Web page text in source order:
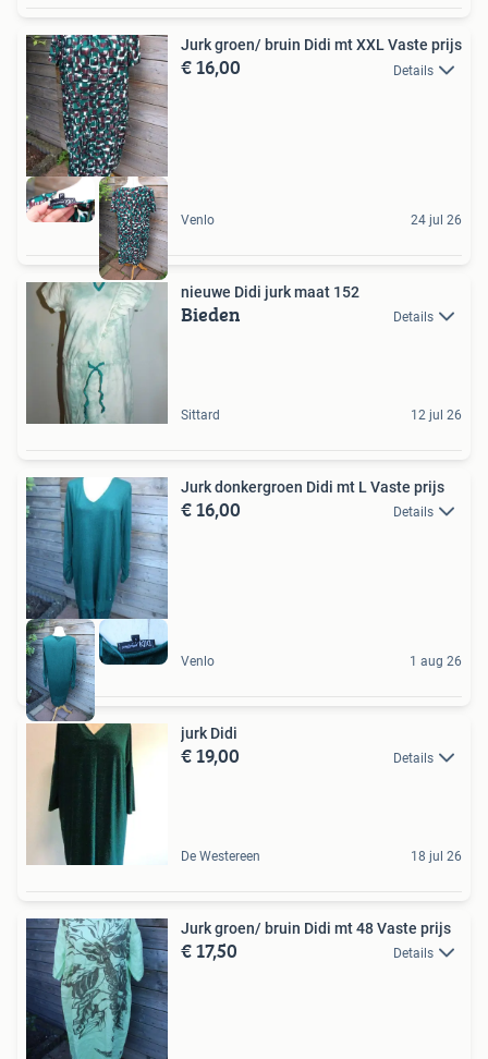
Jurk groen/ bruin Didi mt XXL Vaste prijs
€ 16,00 Details
Venlo 24 jul 26
nieuwe Didi jurk maat 152
Bieden Details
Sittard 12 jul 26
Jurk donkergroen Didi mt L Vaste prijs
€ 16,00 Details
Venlo 1 aug 26
jurk Didi
€ 19,00 Details
De Westereen 18 jul 26
Jurk groen/ bruin Didi mt 48 Vaste prijs
€ 17,50 Details